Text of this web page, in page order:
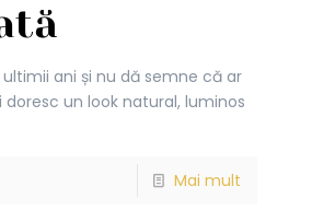
ani și nu dă semne că ar
un look natural, luminos
Mai mult